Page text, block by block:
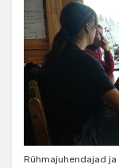
Rühmajuhendajad